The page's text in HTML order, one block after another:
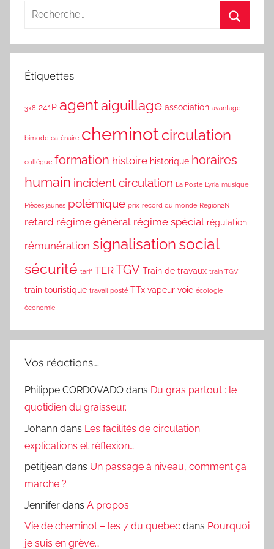
Étiquettes
3x8 241P agentaiguillage association avantage
bimode caténaire cheminotcirculation
collègue formation histoire historique horaires
humain incident circulation La Poste Lyria musique
Pièces jaunes polémique prix record du monde Region2N
retard régime général régime spécial régulation
rémunération signalisation social
sécurité tarif TER TGV Train de travaux train TGV
train touristique travail posté TTx vapeur voie écologie
économie
Vos réactions…
Philippe CORDOVADO dans Du gras partout : le
quotidien du graisseur.
Johann dans Les facilités de circulation:
explications et réflexion…
petitjean dans Un passage à niveau, comment ça
marche ?
Jennifer dans A propos
Vie de cheminot – les 7 du quebec dans Pourquoi
je suis en grève…